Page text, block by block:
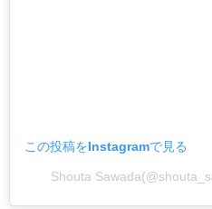
この投稿をInstagramで見る
Shouta